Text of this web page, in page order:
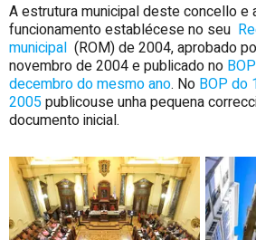
A estrutura municipal deste concello e
funcionamento establécese no seu
municipal (ROM) de 2004, aprobado
novembro de 2004 e publicado no
decembro do mesmo ano. No BOP do
2005publicouse unha pequena
documento inicial.